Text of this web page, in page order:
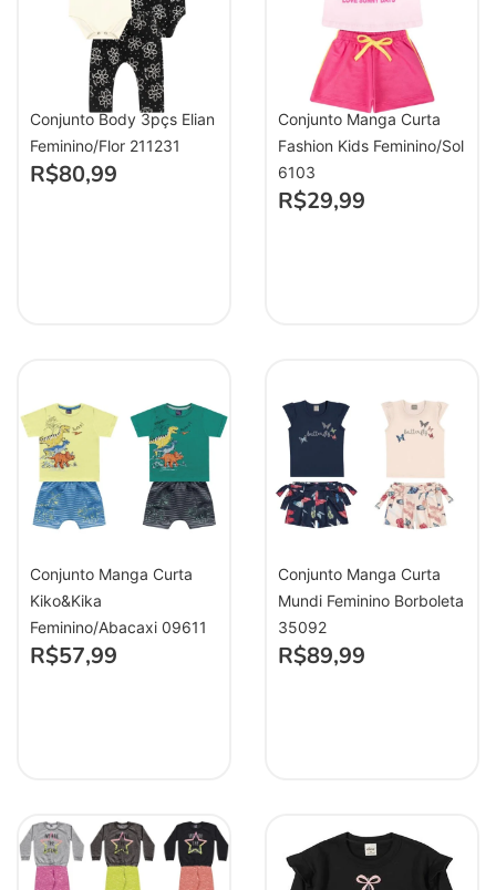
Conjunto Body 3pçs Elian
Feminino/Flor 211231
R$80,99
Conjunto Manga Curta
Fashion Kids Feminino/Sol
6103
R$29,99
Conjunto Manga Curta
Kiko&Kika
Feminino/Abacaxi 09611
R$57,99
Conjunto Manga Curta
Mundi Feminino Borboleta
35092
R$89,99